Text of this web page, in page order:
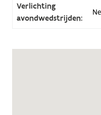
Verlichting
avondwedstrijden: